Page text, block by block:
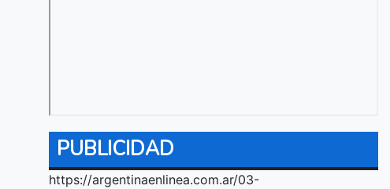
PUBLICIDAD
https://argentinaenlinea.com.ar/03-